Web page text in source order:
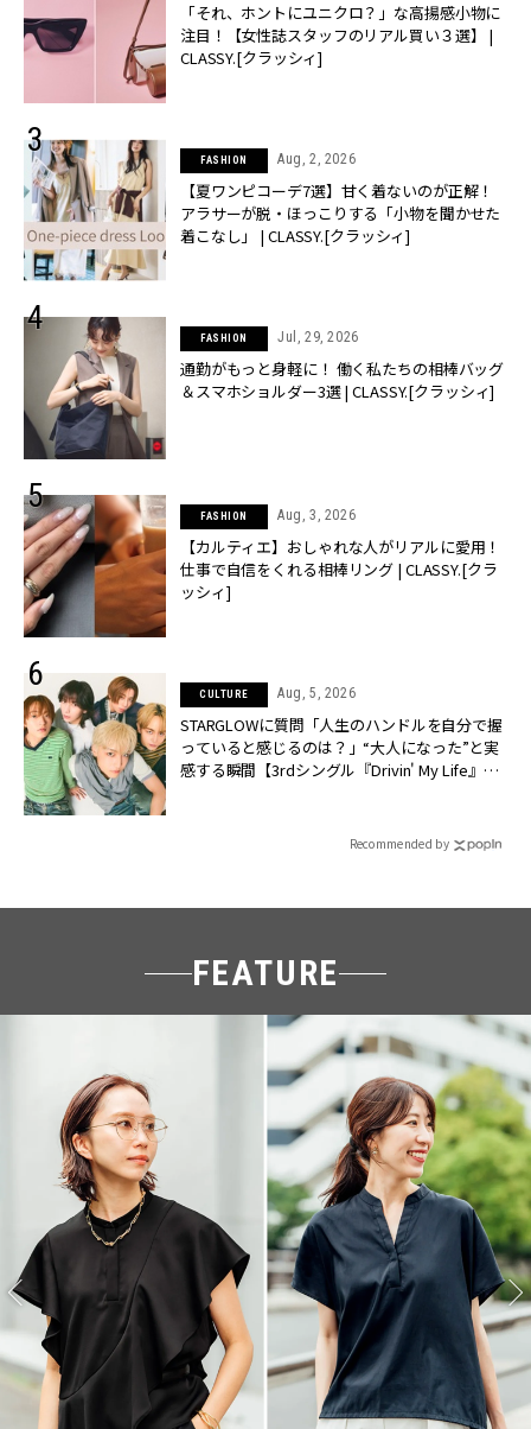
「それ、ホントにユニクロ？」な高揚感小物に
注目！【女性誌スタッフのリアル買い３選】 |
CLASSY.[クラッシィ]
FASHION Aug, 2, 2026
【夏ワンピコーデ7選】甘く着ないのが正解！
アラサーが脱・ほっこりする「小物を聞かせた
着こなし」 | CLASSY.[クラッシィ]
FASHION Jul, 29, 2026
通勤がもっと身軽に！ 働く私たちの相棒バッグ
＆スマホショルダー3選 | CLASSY.[クラッシィ]
FASHION Aug, 3, 2026
【カルティエ】おしゃれな人がリアルに愛用！
仕事で自信をくれる相棒リング | CLASSY.[クラ
ッシィ]
CULTURE Aug, 5, 2026
STARGLOWに質問「人生のハンドルを自分で握
っていると感じるのは？」“大️人になった”と実
感する瞬間【3rdシングル『Drivin' My Life』発
Recommended by
FEATURE